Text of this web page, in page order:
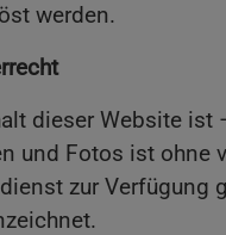
werden.
dieser Website ist
und Fotos ist ohne
zur Verfügung